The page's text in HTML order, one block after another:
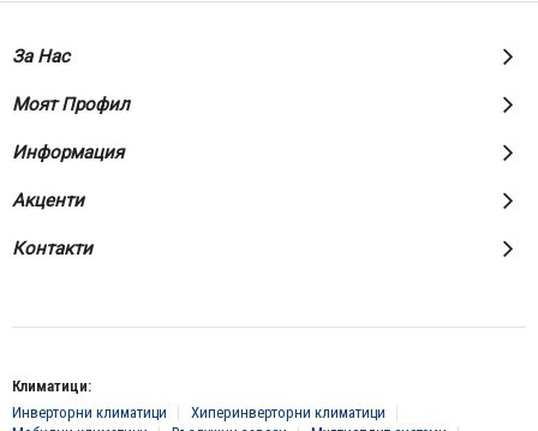
За Нас
Моят Профил
Информация
Акценти
Контакти
Климатици:
Инверторни климатици
Хиперинверторни климатици